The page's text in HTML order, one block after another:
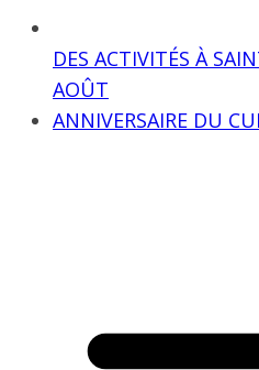
DES ACTIVITÉS À
AOÛT
ANNIVERSAIRE DU